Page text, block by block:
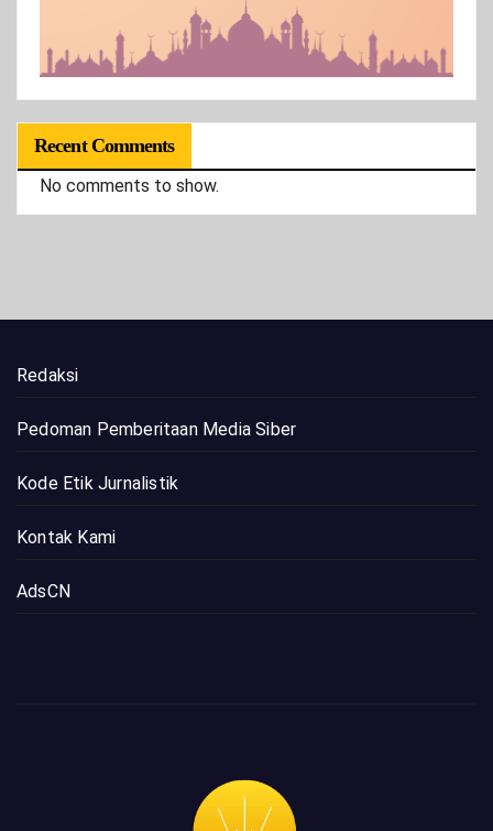
Recent Comments
No comments to show.
Redaksi
Pedoman Pemberitaan Media Siber
Kode Etik Jurnalistik
Kontak Kami
AdsCN